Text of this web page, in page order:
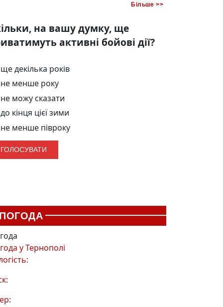
Більше >>
на вашу думку, ще
активні бойові дії?
ще декілька років
не менше року
не можу сказати
до кінця цієї зими
не менше півроку
ПОГОДА
уТернополі